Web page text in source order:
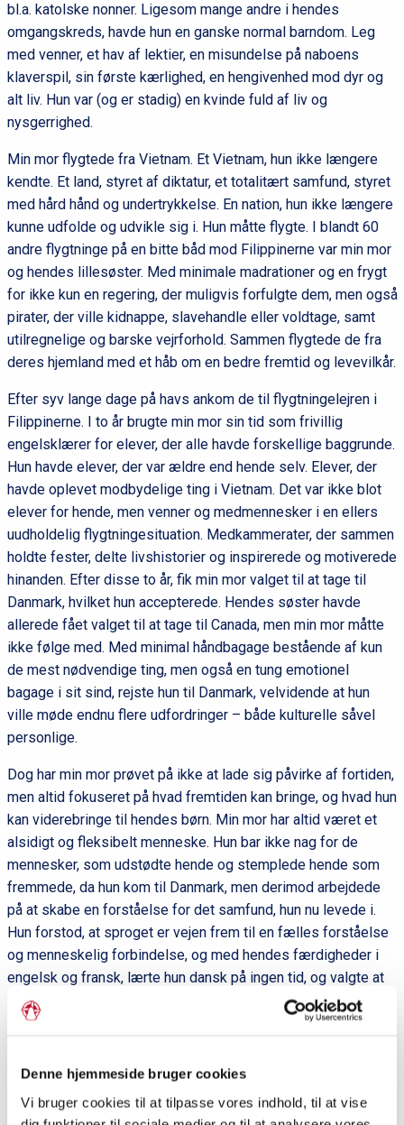
Denne hjemmeside bruger cookies
Vi bruger cookies til at tilpasse vores indhold, til at vise
bl.a. katolske nonner. Ligesom mange andre i hendes
omgangskreds, havde hun en ganske normal barndom. Leg
med venner, et hav af lektier, en misundelse på naboens
klaverspil, sin første kærlighed, en hengivenhed mod dyr og
alt liv. Hun var (og er stadig) en kvinde fuld af liv og
nysgerrighed.
Min mor flygtede fra Vietnam. Et Vietnam, hun ikke længere
kendte. Et land, styret af diktatur, et totalitært samfund, styret
med hård hånd og undertrykkelse. En nation, hun ikke længere
kunne udfolde og udvikle sig i. Hun måtte flygte. I blandt 60
andre flygtninge på en bitte båd mod Filippinerne var min mor
og hendes lillesøster. Med minimale madrationer og en frygt
for ikke kun en regering, der muligvis forfulgte dem, men også
pirater, der ville kidnappe, slavehandle eller voldtage, samt
utilregnelige og barske vejrforhold. Sammen flygtede de fra
deres hjemland med et håb om en bedre fremtid og levevilkår.
Efter syv lange dage på havs ankom de til flygtningelejren i
Filippinerne. I to år brugte min mor sin tid som frivillig
engelsklærer for elever, der alle havde forskellige baggrunde.
Hun havde elever, der var ældre end hende selv. Elever, der
havde oplevet modbydelige ting i Vietnam. Det var ikke blot
elever for hende, men venner og medmennesker i en ellers
uudholdelig flygtningesituation. Medkammerater, der sammen
holdte fester, delte livshistorier og inspirerede og motiverede
hinanden. Efter disse to år, fik min mor valget til at tage til
Danmark, hvilket hun accepterede. Hendes søster havde
allerede fået valget til at tage til Canada, men min mor måtte
ikke følge med. Med minimal håndbagage bestående af kun
de mest nødvendige ting, men også en tung emotionel
bagage i sit sind, rejste hun til Danmark, velvidende at hun
ville møde endnu flere udfordringer – både kulturelle såvel
personlige.
Dog har min mor prøvet på ikke at lade sig påvirke af fortiden,
men altid fokuseret på hvad fremtiden kan bringe, og hvad hun
kan viderebringe til hendes børn. Min mor har altid været et
alsidigt og fleksibelt menneske. Hun bar ikke nag for de
mennesker, som udstødte hende og stemplede hende som
fremmede, da hun kom til Danmark, men derimod arbejdede
på at skabe en forståelse for det samfund, hun nu levede i.
Hun forstod, at sproget er vejen frem til en fælles forståelse
og menneskelig forbindelse, og med hendes færdigheder i
engelsk og fransk, lærte hun dansk på ingen tid, og valgte at
blive tolk, så hun kunne hjælpe andre vietnamesere på vej.
Det er dybt rørende, at høre en personlig fortælling fortalt af
en af de nærmeste personer man har i sit liv, men også
umådeligt berigende. Så meget livserfaring, så mange